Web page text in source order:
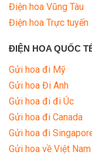
Điện hoa Vũng Tàu
Điện hoa Trực tuyến
ĐIỆN HOA QUỐC
Gửi hoa đi Mỹ
Gửi hoa Đi Anh
Gửi hoa đi đi Úc
Gửi hoa đi Canada
Gửi hoa đi
Gửi hoa về Việt Nam